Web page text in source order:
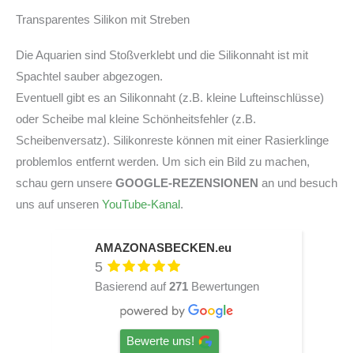
Transparentes Silikon mit Streben
Die Aquarien sind Stoßverklebt und die Silikonnaht ist mit
Spachtel sauber abgezogen.
Eventuell gibt es an Silikonnaht (z.B. kleine Lufteinschlüsse)
oder Scheibe mal kleine Schönheitsfehler (z.B.
Scheibenversatz). Silikonreste können mit einer Rasierklinge
problemlos entfernt werden. Um sich ein Bild zu machen,
schau gern unsere GOOGLE-REZENSIONEN an und besuch
uns auf unseren YouTube-Kanal.
AMAZONASBECKEN.eu
5
Basierend auf 271 Bewertungen
Bewerte uns!